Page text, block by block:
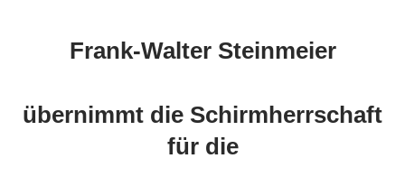
Frank-Walter Steinmeier
übernimmt die Schirmherrschaft
für die